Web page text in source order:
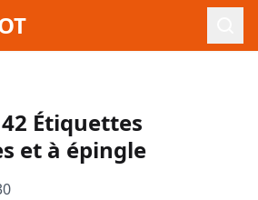
Étiquettes
et à épingle